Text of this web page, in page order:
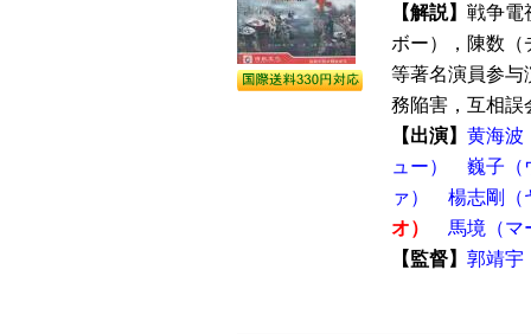
【解説】 戦争電
ボー），陳数（
等著名演員参与
務陥害，互相誤
【出演】 黄海波
ュー）
巍子（
ァ）
楊志剛（
オ）
馬境（マ
【監督】 郭靖宇